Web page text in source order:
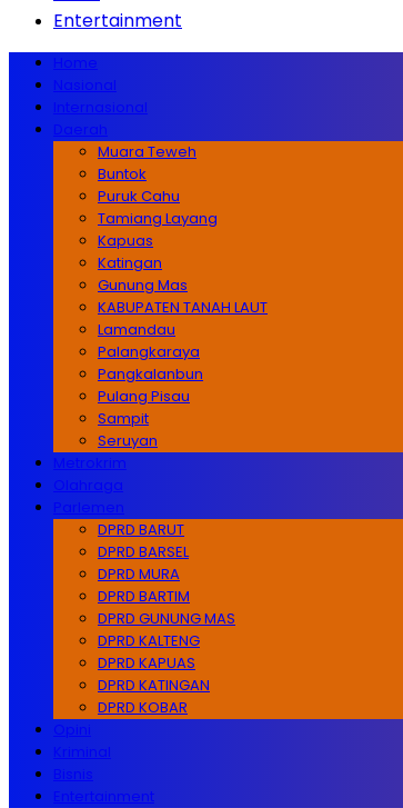
Entertainment
Home
Nasional
Internasional
Daerah
Muara Teweh
Buntok
Puruk Cahu
Tamiang Layang
Kapuas
Katingan
Gunung Mas
KABUPATEN TANAH LAUT
Lamandau
Palangkaraya
Pangkalanbun
Pulang Pisau
Sampit
Seruyan
Metrokrim
Olahraga
Parlemen
DPRD BARUT
DPRD BARSEL
DPRD MURA
DPRD BARTIM
DPRD GUNUNG MAS
DPRD KALTENG
DPRD KAPUAS
DPRD KATINGAN
DPRD KOBAR
Opini
Kriminal
Bisnis
Entertainment